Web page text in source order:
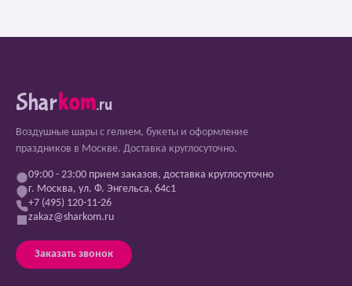
Sharkom.ru
Воздушные шары с гелием, букеты и оформление
праздников в Москве. Доставка круглосуточно.
09:00 - 23:00 прием заказов, доставка круглосуточно
г. Москва, ул. Ф. Энгельса, 64с1
+7 (495) 120-11-26
zakaz@sharkom.ru
Заказать звонок